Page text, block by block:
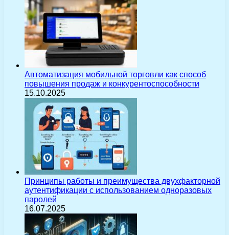
Автоматизация мобильной торговли как способ
повышения продаж и конкурентоспособности
15.10.2025
Принципы работы и преимущества двухфакторной
аутентификации с использованием одноразовых
паролей
16.07.2025